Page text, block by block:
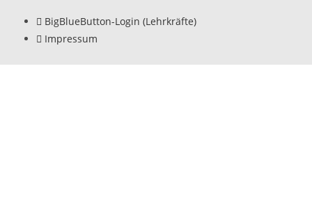
BigBlueButton-Login (Lehrkräfte)
Impressum